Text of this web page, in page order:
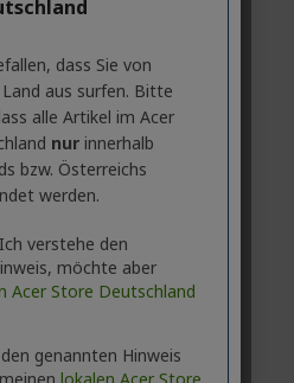
dass Sie von
aus surfen. Bitte
alle Artikel im Acer
nur innerhalb
bzw. Österreichs
werden.
Ich verstehe den
möchte aber
Acer Store Deutschland
genannten Hinweis
lokalen Acer Store